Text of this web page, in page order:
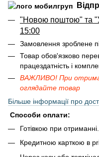
"Новою поштою" та
15:00
Замовлення зроблене
Товар обов'язково
працездатність і
ВАЖЛИВО! При
оглядайте товар
Більше інформації про
Способи оплати:
Готівкою при отриманні.
Кредитною карткою в